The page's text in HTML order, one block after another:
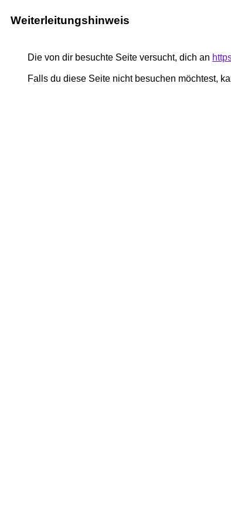
Weiterleitungshinweis
Die von dir besuchte Seite versucht, dich an
Falls du diese Seite nicht besuchen möchtest,